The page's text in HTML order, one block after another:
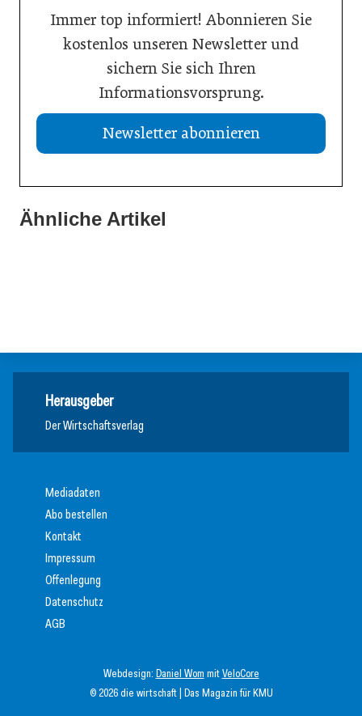
Immer top informiert! Abonnieren Sie
kostenlos unseren Newsletter und
sichern Sie sich Ihren
Informationsvorsprung.
Newsletter abonnieren
Ähnliche Artikel
21. Juli 2026
Herausgeber
Der Wirtschaftsverlag
© 2026 die wirtschaft | Das Magazin für KMU
Webdesign: Daniel Wom mitVeloCore
Mediadaten
Abo bestellen
Kontakt
Impressum
Offenlegung
Datenschutz
AGB